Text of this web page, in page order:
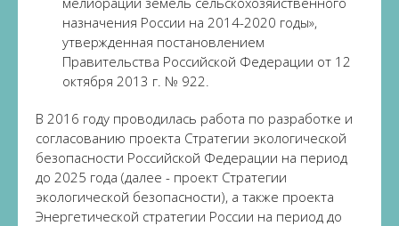
назначения России на 2014-2020 годы»,
утвержденная постановлением
Правительства Российской Федерации от 12
октября 2013 г. № 922.
В 2016 году проводилась работа по разработке и
согласованию проекта Стратегии экологической
безопасности Российской Федерации на период
до 2025 года (далее - проект Стратегии
экологической безопасности), а также проекта
Энергетической стратегии России на период до